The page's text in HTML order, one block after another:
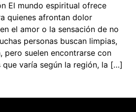
El mundo espiritual ofrece
quienes afrontan dolor
el amor o la sensación de no
personas buscan limpias,
pero suelen encontrarse con
varía según la región, la […]